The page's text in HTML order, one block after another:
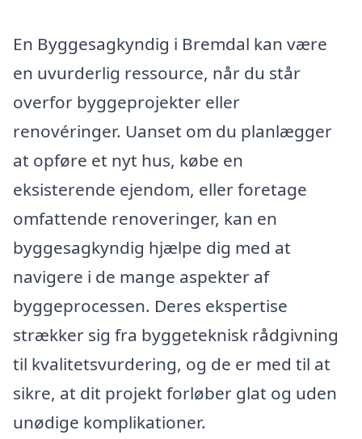
En Byggesagkyndig i Bremdal kan være
en uvurderlig ressource, når du står
overfor byggeprojekter eller
renovéringer. Uanset om du planlægger
at opføre et nyt hus, købe en
eksisterende ejendom, eller foretage
omfattende renoveringer, kan en
byggesagkyndig hjælpe dig med at
navigere i de mange aspekter af
byggeprocessen. Deres ekspertise
strækker sig fra byggeteknisk rådgivning
til kvalitetsvurdering, og de er med til at
sikre, at dit projekt forløber glat og uden
unødige komplikationer.